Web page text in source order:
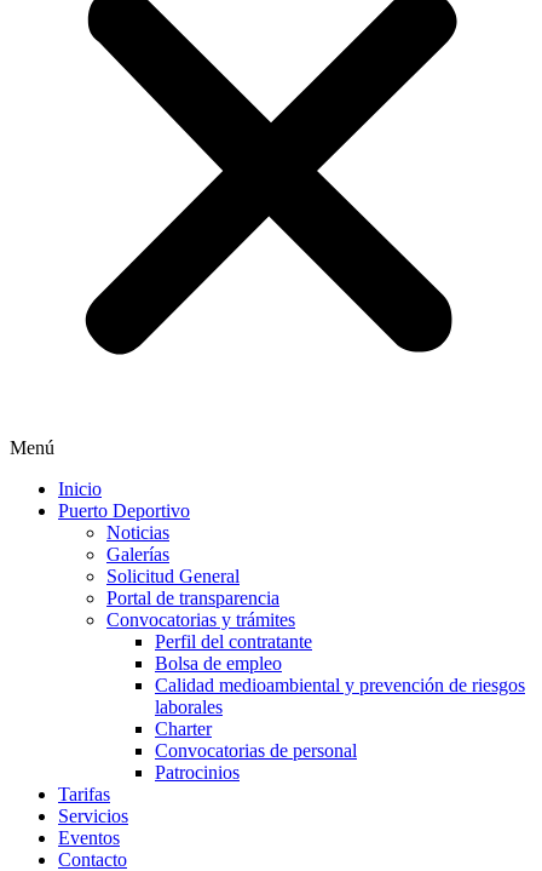
Menú
Inicio
Puerto Deportivo
Noticias
Galerías
Solicitud General
Portal de transparencia
Convocatorias y trámites
Perfil del contratante
Bolsa de empleo
Calidad medioambiental y prevención de riesgos
laborales
Charter
Convocatorias de personal
Patrocinios
Tarifas
Servicios
Eventos
Contacto